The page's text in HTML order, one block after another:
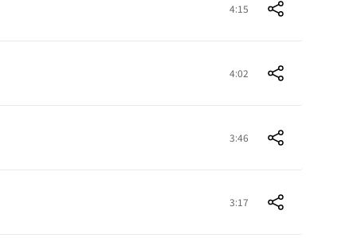
4:15
4:02
3:46
3:17